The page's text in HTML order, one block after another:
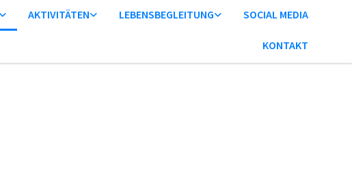
AKTIVITÄTEN LEBENSBEGLEITUNG SOCIAL MEDIA
KONTAKT